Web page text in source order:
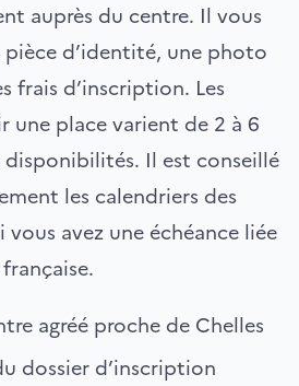
auprès du centre. Il vous
d’identité, une photo
frais d’inscription. Les
une place varient de 2 à 6
disponibilités. Il est conseillé
les calendriers des
vous avez une échéance liée
agréé proche de Chelles
dossier d’inscription